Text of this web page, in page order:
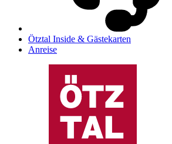
Ötztal Inside & Gästekarten
Anreise